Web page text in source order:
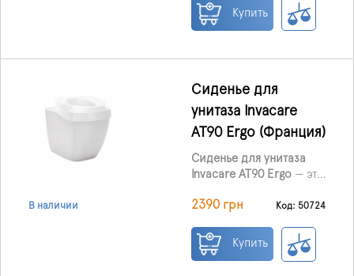
надежность и удобство
в использовании.
грузоподъемности до
160 кг и простоте
настройки он
обеспечивает комфорт
время ежедневных
гигиенических
процедур.
Купить
В наличии
Сиденье для
унитаза Invacare
AT90 Ergo (Франция)
Сиденье для унитаза
Invacare AT90 Ergo — это
решение,
комфорт, устойчивость
и простоту
2390 грн Код: 50724
Купить